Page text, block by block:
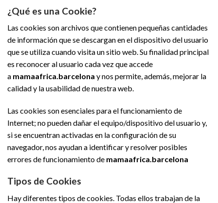
¿Qué es una Cookie?
Las cookies son archivos que contienen pequeñas cantidades
de información que se descargan en el dispositivo del usuario
que se utiliza cuando visita un sitio web. Su finalidad principal
es reconocer al usuario cada vez que accede
a mamaafrica.barcelona y nos permite, además, mejorar la
calidad y la usabilidad de nuestra web.
Las cookies son esenciales para el funcionamiento de
Internet; no pueden dañar el equipo/dispositivo del usuario y,
si se encuentran activadas en la configuración de su
navegador, nos ayudan a identificar y resolver posibles
errores de funcionamiento de mamaafrica.barcelona
Tipos de Cookies
Hay diferentes tipos de cookies. Todas ellos trabajan de la